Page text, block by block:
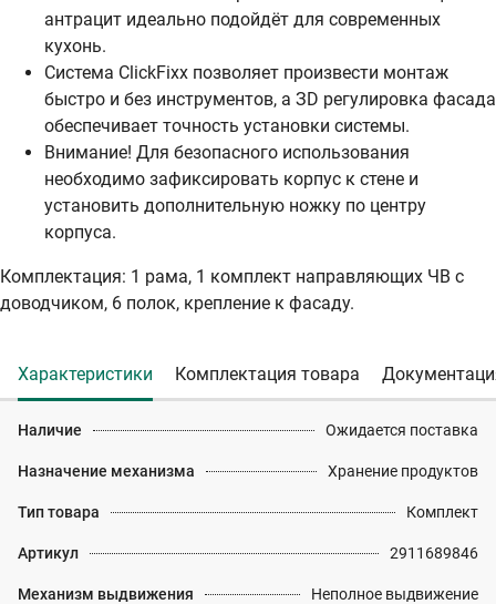
антрацит идеально подойдёт для современных
кухонь.
Система ClickFixx позволяет произвести монтаж
быстро и без инструментов, а ЗD регулировка фасада
обеспечивает точность установки системы.
Внимание! Для безопасного использования
необходимо зафиксировать корпус к стене и
установить дополнительную ножку по центру
корпуса.
Комплектация: 1 рама, 1 комплект направляющих ЧВ с
доводчиком, 6 полок, крепление к фасаду.
Характеристики Комплектация товара
Наличие Ожидается поставка
Назначение механизма Хранение продуктов
Тип товара Комплект
Артикул 2911689846
Механизм выдвижения Неполное выдвижение